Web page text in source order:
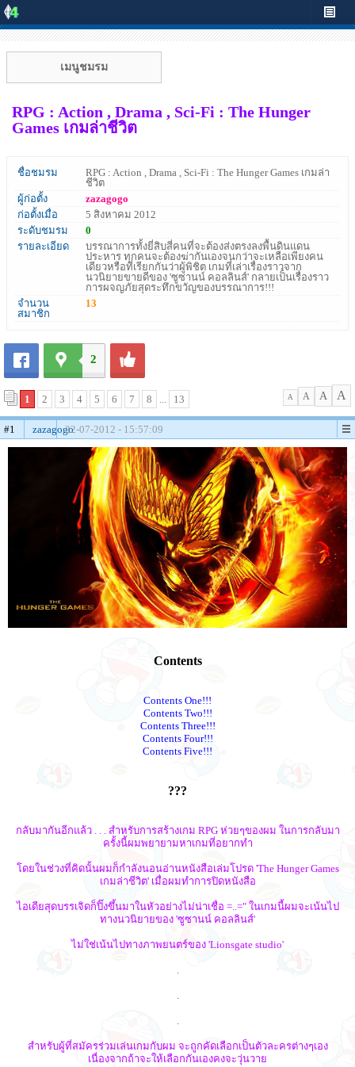
เมนูชมรม
RPG : Action , Drama , Sci-Fi : The Hunger
Games เกมล่าชีวิต
ชื่อชมรม
RPG : Action , Drama , Sci-Fi : The Hunger Games เกมล่า
ชีวิต
ผู้ก่อตั้ง
zazagogo
ก่อตั้งเมื่อ
5 สิงหาคม 2012
ระดับชมรม
0
รายละเอียด
บรรณาการทั้งยี่สิบสี่คนที่จะต้องส่งตรงลงพื้นดินแดน
ประหาร ทุกคนจะต้องฆ่ากันเองจนกว่าจะเหลือเพียงคน
เดียวหรือที่เรียกกันว่าผู้พิชิต เกมที่เล่าเรื่องราวจาก
นวนิยายขายดีของ 'ซูซานน์ คอลลินส์' กลายเป็นเรื่องราว
การผจญภัยสุดระทึกขวัญของบรรณาการ!!!
จำนวน
สมาชิก
13
2
1 2 3 4 5 6 7 8 ... 13 A A A A
#1 zazagogo22-07-2012 - 15:57:09
Contents
Contents One!!!
Contents Two!!!
Contents Three!!!
Contents Four!!!
Contents Five!!!
???
กลับมากันอีกแล้ว . . . สำหรับการสร้างเกม RPG ห่วยๆของผม ในการกลับมา
ครั้งนี้ผมพยายามหาเกมที่อยากทำ
โดยในช่วงที่คิดนั้นผมก็กำลังนอนอ่านหนังสือเล่มโปรด 'The Hunger Games
เกมล่าชีวิต' เมื่อผมทำการปิดหนังสือ
ไอเดียสุดบรรเจิดก็ปิ๊งขึ้นมาในหัวอย่างไม่น่าเชื่อ =..=" ในเกมนี้ผมจะเน้นไป
ทางนวนิยายของ 'ซูซานน์ คอลลินส์'
ไม่ใช่เน้นไปทางภาพยนตร์ของ 'Lionsgate studio'
.
.
.
สำหรับผู้ที่สมัครร่วมเล่นเกมกับผม จะถูกคัดเลือกเป็นตัวละครต่างๆเอง
เนื่องจากถ้าจะให้เลือกกันเองคงจะวุ่นวาย